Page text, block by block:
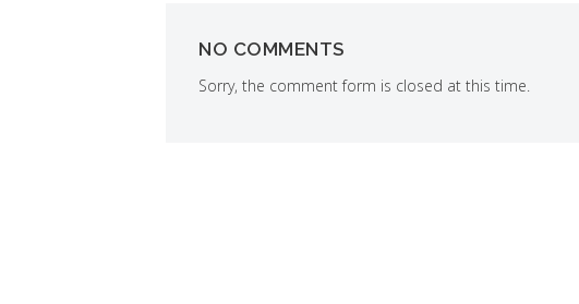
NO COMMENTS
Sorry, the comment form is closed at this time.